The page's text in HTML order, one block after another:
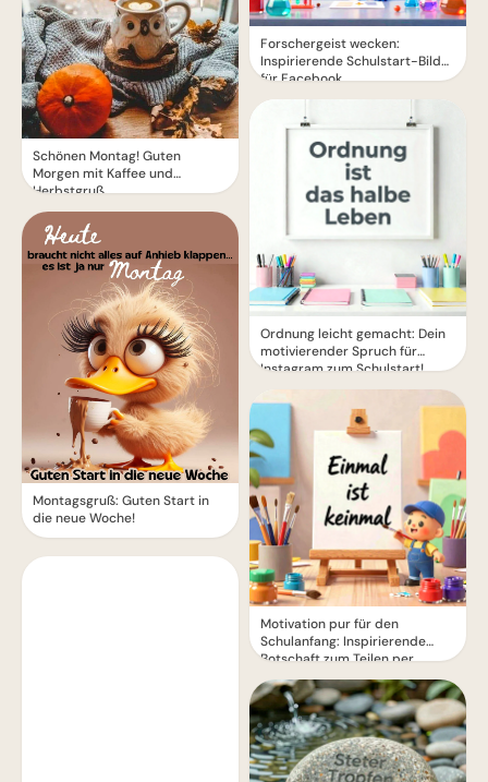
Schönen Montag! Guten
Morgen mit Kaffee und
Herbstgruß
Montagsgruß: Guten Start in
die neue Woche!
Forschergeist wecken:
Inspirierende Schulstart-Bilder
für Facebook
Ordnung leicht gemacht: Dein
motivierender Spruch für
Instagram zum Schulstart!
Motivation pur für den
Schulanfang: Inspirierende
Botschaft zum Teilen per
WhatsApp!